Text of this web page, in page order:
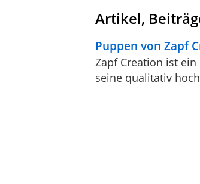
Artikel,
Puppen von Zapf
Zapf Creation ist
seine qualitativ